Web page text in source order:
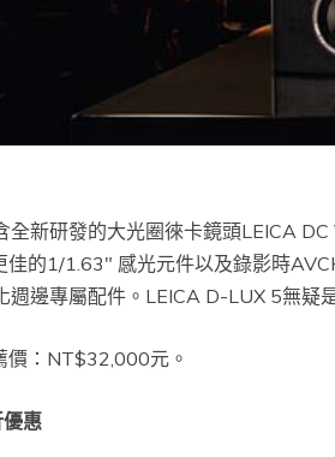
新研發的大光圈徠卡鏡頭LEICA
的1/1.63″ 感光元件以及錄影時
邊專屬配件。LEICA D-LUX 5無疑
：NT$32,000元。
惠